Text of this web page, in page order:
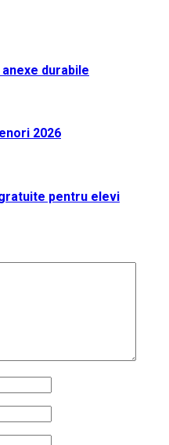
durabile
2026
pentru elevi